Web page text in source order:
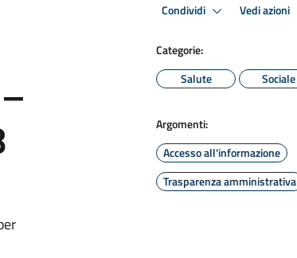
Condividi Vedi azioni
Categorie:
Salute
Sociale
Argomenti:
Accesso all'informazione
Trasparenza amministrativa